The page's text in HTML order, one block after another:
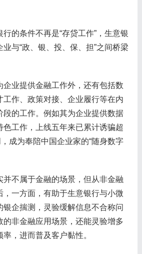
的条件不再是“存贷工作”，生意银
与“政、银、投、保、担”之间桥梁
企业提供金融工作外，还有包括数
工作、政策对接、企业履行等在内
段的工作。例如其为企业提供数据
色工作，上线五年来已累计诱骗超
成为奉陪中国企业家的“随身数字
并不属于金融的场景，但从非金融
，一方面，有助于生意银行与小微
银企揣测，灵验缓解信息不合称问
的非金融应用场景，还能灵验增多
，进而普及客户黏性。